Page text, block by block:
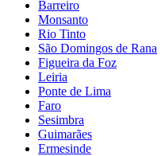
Barreiro
Monsanto
Rio Tinto
São Domingos de Rana
Figueira da Foz
Leiria
Ponte de Lima
Faro
Sesimbra
Guimarães
Ermesinde